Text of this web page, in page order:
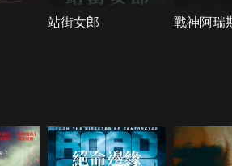
站街女郎 戰神阿瑞